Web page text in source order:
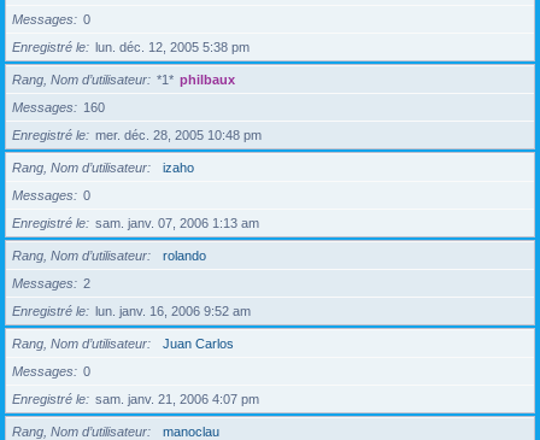
Messages
0
Enregistré le
lun. déc. 12, 2005 5:38 pm
Rang, Nom d’utilisateur *1* philbaux
Messages
160
Enregistré le
mer. déc. 28, 2005 10:48 pm
Rang, Nom d’utilisateur
izaho
Messages
0
Enregistré le
sam. janv. 07, 2006 1:13 am
Rang, Nom d’utilisateur
rolando
Messages
2
Enregistré le
lun. janv. 16, 2006 9:52 am
Rang, Nom d’utilisateur
Juan Carlos
Messages
0
Enregistré le
sam. janv. 21, 2006 4:07 pm
Rang, Nom d’utilisateur
manoclau